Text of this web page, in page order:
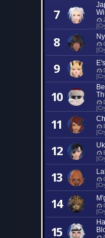
7
8
9
10
11
12
13
14
15